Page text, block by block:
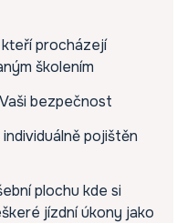
procházejí
školením
bezpečnost
pojištěn
plochu kde si
jízdní úkony jako